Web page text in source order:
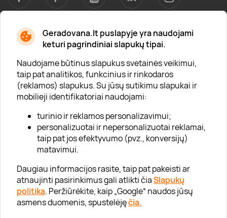
Geradovana.lt puslapyje yra naudojami
keturi pagrindiniai slapukų tipai.
Naudojame būtinus slapukus svetainės veikimui,
taip pat analitikos, funkcinius ir rinkodaros
(reklamos) slapukus. Su jūsų sutikimu slapukai ir
mobilieji identifikatoriai naudojami:
turinio ir reklamos personalizavimui;
personalizuotai ir nepersonalizuotai reklamai,
taip pat jos efektyvumo (pvz., konversijų)
matavimui.
Daugiau informacijos rasite, taip pat pakeisti ar
atnaujinti pasirinkimus gali atlikti čiaSlapukų
politika. Peržiūrėkite, kaip „Google“ naudos jūsų
asmens duomenis, spustelėjęčia.
Apie mus
Apie „Gera Dovana“
Lojalumo klubas
Karjera
Visi partneriai
Kontaktai
Tinklaraštis
Informacija